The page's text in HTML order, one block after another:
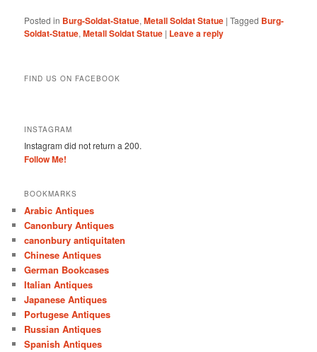
Posted in Burg-Soldat-Statue,Metall Soldat Statue |Tagged Burg-
Soldat-Statue,Metall Soldat Statue | Leave a reply
FIND US ON FACEBOOK
INSTAGRAM
Instagram did not return a 200.
Follow Me!
BOOKMARKS
Arabic Antiques
Canonbury Antiques
canonbury antiquitaten
Chinese Antiques
German Bookcases
Italian Antiques
Japanese Antiques
Portugese Antiques
Russian Antiques
Spanish Antiques